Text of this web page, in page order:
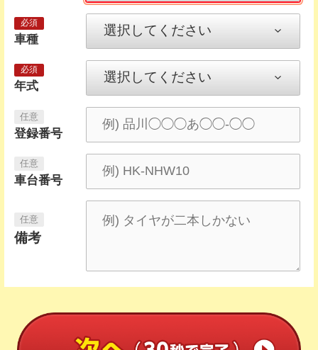
車種
年式
登録番号
車台番号
備考